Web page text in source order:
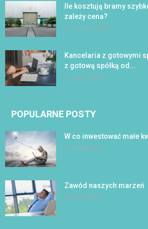
Ile kosztują bramy
zależy cena?
28 czerwca 2026
Kancelaria z gotowymi
z gotową spółką od...
31 marca 2026
POPULARNE POSTY
W co inwestować małe
17 lutego 2017
Zawód naszych marzeń
30 marca 2017